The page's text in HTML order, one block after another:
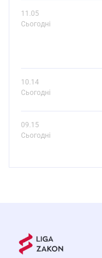
11.05
Сьогодні
10.14
Сьогодні
09.15
Сьогодні